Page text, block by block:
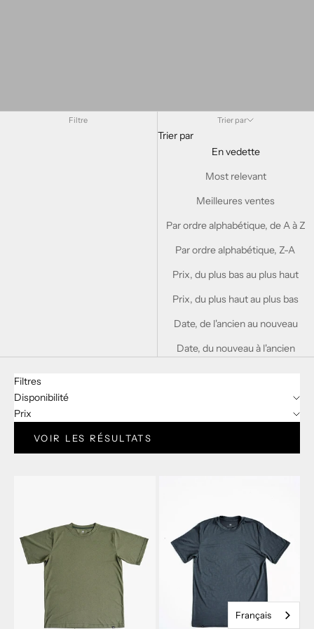
Filtre Trier par
Trier par
En vedette
Most relevant
Meilleures ventes
Par ordre alphabétique, de A à Z
Par ordre alphabétique, Z-A
Prix, du plus bas au plus haut
Prix, du plus haut au plus bas
Date, de l'ancien au nouveau
Date, du nouveau à l'ancien
Filtres
Disponibilité
Prix
VOIR LES RÉSULTATS
i
Français